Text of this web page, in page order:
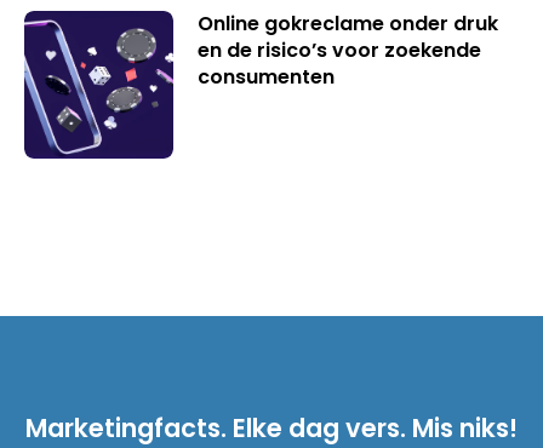
Online gokreclame onder druk
en de risico’s voor zoekende
consumenten
Marketingfacts. Elke dag vers. Mis niks!